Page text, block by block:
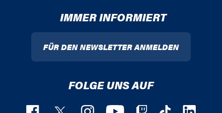
IMMER INFORMIERT
FÜR DEN NEWSLETTER ANMELDEN
FOLGE UNS AUF